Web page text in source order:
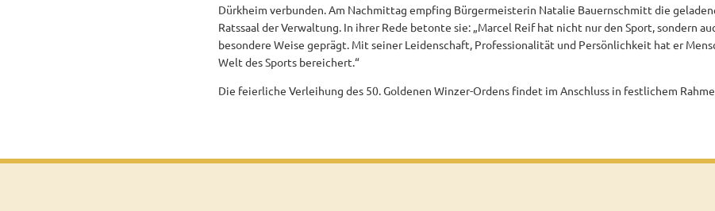
Dürkheim verbunden. Am Nachmittag empfing Bürgermeisterin Natalie Bauernschmitt die
Ratssaal der Verwaltung. In ihrer Rede betonte sie: „Marcel Reif hat nicht nur den Sport, sondern
besondere Weise geprägt. Mit seiner Leidenschaft, Professionalität und Persönlichkeit hat er
Welt des Sports bereichert.“
Die feierliche Verleihung des 50. Goldenen Winzer-Ordens findet im Anschluss in festlichem